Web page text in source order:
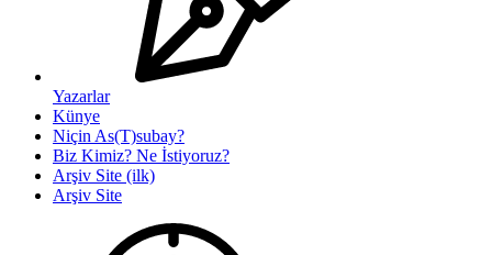
Yazarlar
Künye
Niçin As(T)subay?
Biz Kimiz? Ne İstiyoruz?
Arşiv Site (ilk)
Arşiv Site